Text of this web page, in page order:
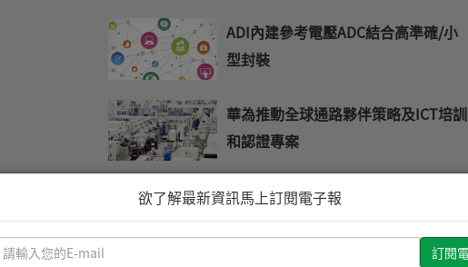
ADI內建參考電壓ADC結合高準確/小
型封裝
華為推動全球通路夥伴策略及ICT培訓
和認證專案
ST 2013年台灣iNEMO校園設計競賽正
式起跑
欲了解最新資訊馬上訂閱電子報